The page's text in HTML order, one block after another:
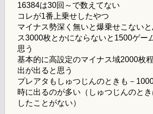
16384は30回～で数えてない
コレが1番上乗せしたやつ
マイナス勢深く無いと爆乗せこない
ス3000枚とかにならないと1500ゲー
思う
基本的に高設定のマイナス域2000枚
出が出ると思う
プレアタもしゅつじんのときも－
時に出るのが多い（しゅつじんのと
したことがない）